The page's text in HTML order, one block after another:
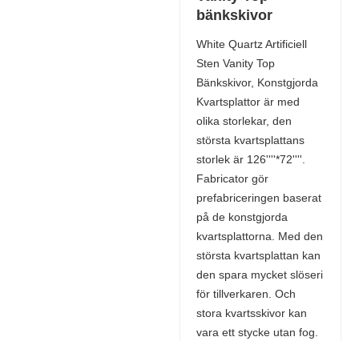
bänkskivor
White Quartz Artificiell
Sten Vanity Top
Bänkskivor, Konstgjorda
Kvartsplattor är med
olika storlekar, den
största kvartsplattans
storlek är 126''''*72''''.
Fabricator gör
prefabriceringen baserat
på de konstgjorda
kvartsplattorna. Med den
största kvartsplattan kan
den spara mycket slöseri
för tillverkaren. Och
stora kvartsskivor kan
vara ett stycke utan fog.